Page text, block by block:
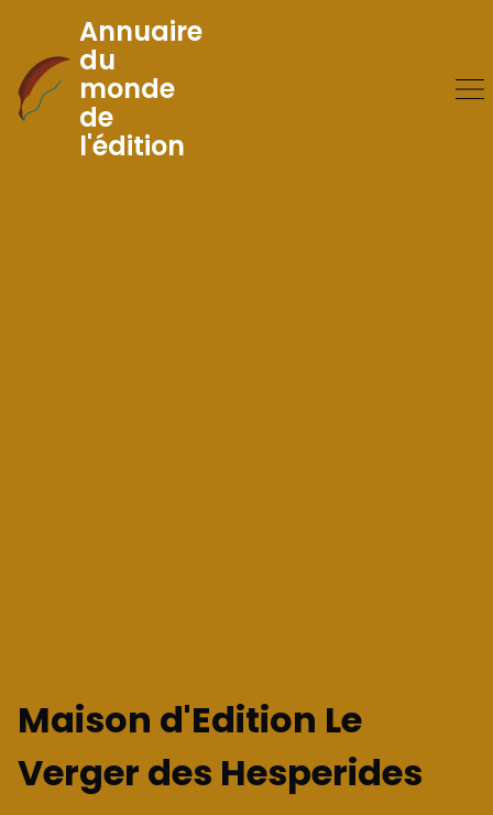
Skip
to
Content
Annuaire
du
monde
de
l'édition
Maison d'Edition Le
Verger des Hesperides